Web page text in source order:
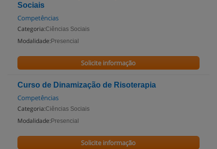
Sociais
Competências
Categoria:Ciências Sociais
Modalidade: Presencial
Solicite informação
Curso de Dinamização de Risoterapia
Competências
Categoria:Ciências Sociais
Modalidade: Presencial
Solicite informação